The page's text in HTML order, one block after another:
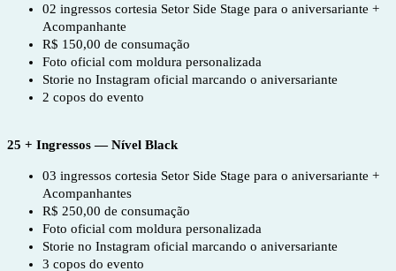
02 ingressos cortesia Setor Side Stage para o aniversariante +
Acompanhante
R$ 150,00 de consumação
Foto oficial com moldura personalizada
Storie no Instagram oficial marcando o aniversariante
2 copos do evento
25 + Ingressos — Nível Black
03 ingressos cortesia Setor Side Stage para o aniversariante +
Acompanhantes
R$ 250,00 de consumação
Foto oficial com moldura personalizada
Storie no Instagram oficial marcando o aniversariante
3 copos do evento